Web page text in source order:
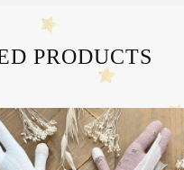
PRODUCTS